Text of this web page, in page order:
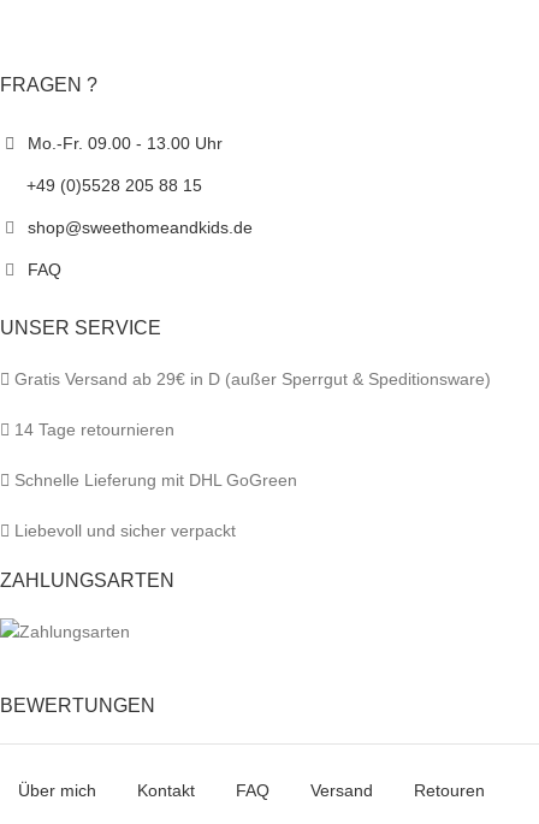
FRAGEN ?
Mo.-Fr. 09.00 - 13.00 Uhr
+49 (0)5528 205 88 15
shop@sweethomeandkids.de
FAQ
UNSER SERVICE
Gratis Versand ab 29€ in D (außer Sperrgut & Speditionsware)
14 Tage retournieren
Schnelle Lieferung mit DHL GoGreen
Liebevoll und sicher verpackt
ZAHLUNGSARTEN
BEWERTUNGEN
Über mich Kontakt FAQ Versand Retouren